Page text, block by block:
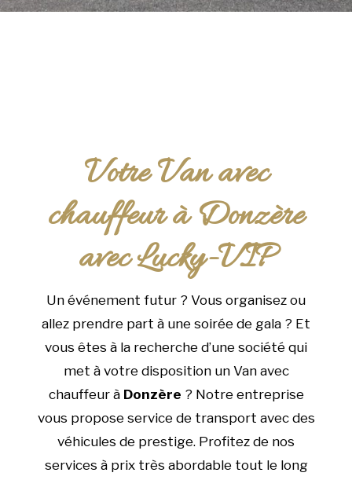
Votre Van avec
chauffeur à Donzère
avec Lucky-VIP
Un événement futur ? Vous organisez ou
allez prendre part à une soirée de gala ? Et
vous êtes à la recherche d’une société qui
met à votre disposition un Van avec
chauffeur à Donzère ? Notre entreprise
vous propose service de transport avec des
véhicules de prestige. Profitez de nos
services à prix très abordable tout le long